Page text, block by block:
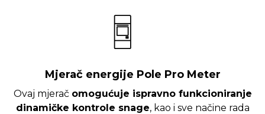
Mjerač energije Pole Pro Meter
Ovaj mjerač omogućuje ispravno funkcioniranje
dinamičke kontrole snage, kao i sve načine rada